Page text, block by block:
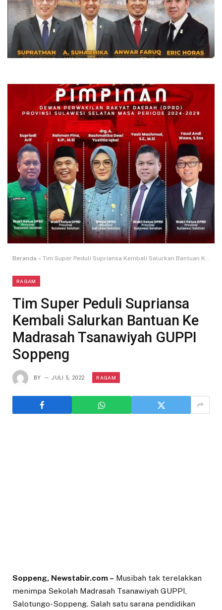
Beranda » Tim Super Peduli Supriansa Kembali Salurkan Bantuan Ke Madrasah Tsanawiyah GUPPI Soppeng
RAGAM
Tim Super Peduli Supriansa
Kembali Salurkan Bantuan Ke
Madrasah Tsanawiyah GUPPI
Soppeng
BY JULI 5, 2022 RAGAM
Soppeng, Newstabir.com – Musibah tak terelakkan
menimpa Sekolah Madrasah Tsanawiyah GUPPI,
Salotungo-Soppeng. Salah satu sarana pendidikan